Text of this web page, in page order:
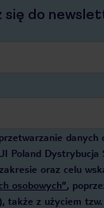
się do
danych
Poland Dystrybucja
oraz celu
osobowych”,
także z użyciem